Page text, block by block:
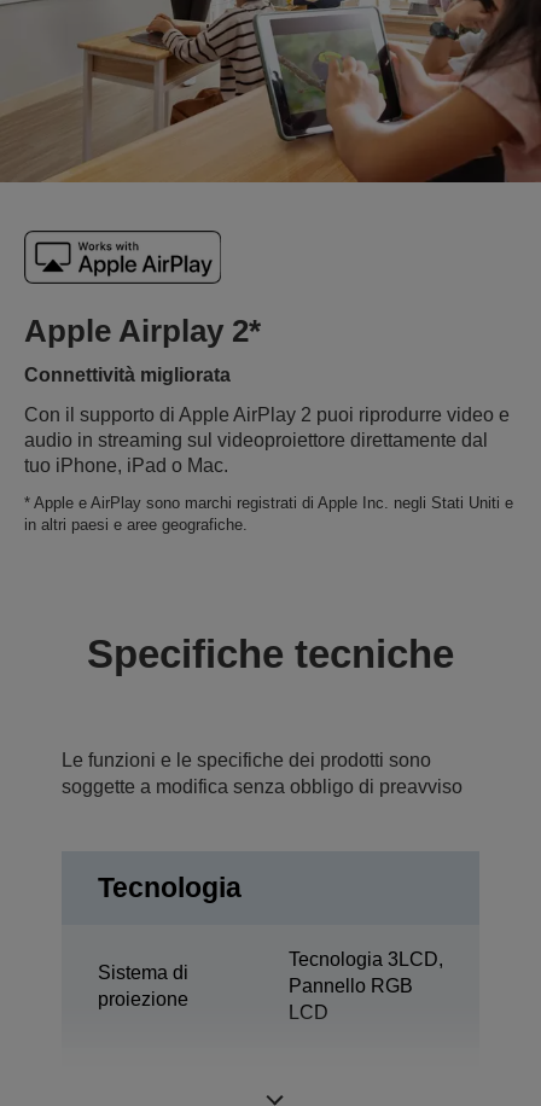
Apple Airplay 2*
Connettività migliorata
Con il supporto di Apple AirPlay 2 puoi riprodurre video e
audio in streaming sul videoproiettore direttamente dal
tuo iPhone, iPad o Mac.
* Apple e AirPlay sono marchi registrati di Apple Inc. negli Stati Uniti e
in altri paesi e aree geografiche.
Specifiche tecniche
Le funzioni e le specifiche dei prodotti sono
soggette a modifica senza obbligo di preavviso
Tecnologia
Sistema di
proiezione
Tecnologia 3LCD,
Pannello RGB
LCD